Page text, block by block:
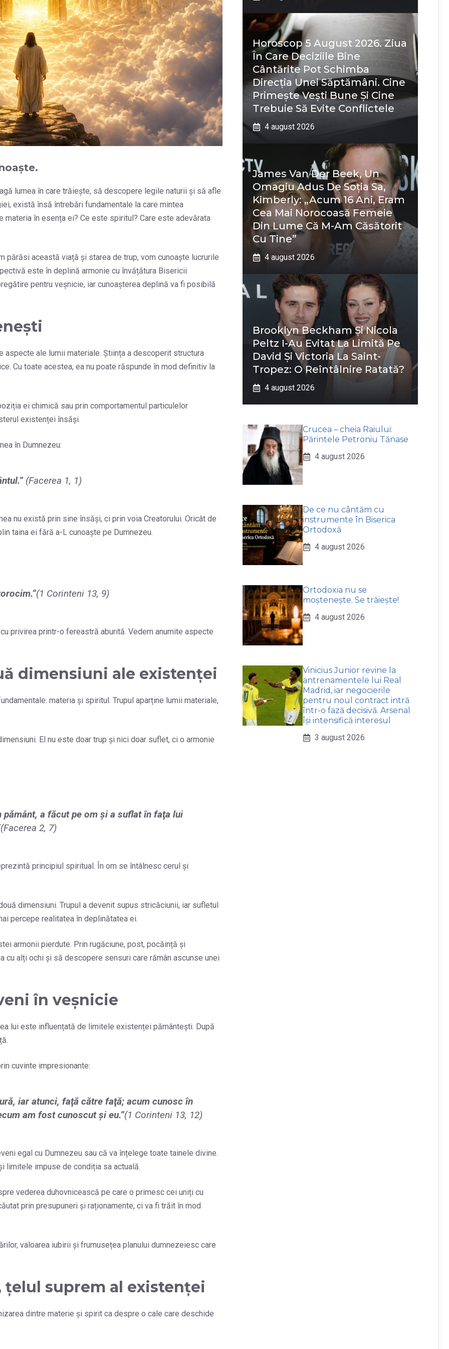
lumea în care trăiește, să descopere legile naturii și să afle
există însă întrebări fundamentale la care mintea
în esența ei? Ce este spiritul? Care este adevărata
părăsi această viață și starea de trup, vom cunoaște lucrurile
este în deplină armonie cu învățătura Bisericii
pentru veșnicie, iar cunoașterea deplină va fi posibilă
aspecte ale lumii materiale. Știința a descoperit structura
Cu toate acestea, ea nu poate răspunde în mod definitiv la
ei chimică sau prin comportamentul particulelor
existenței însăși.
în Dumnezeu:
(Facerea 1, 1)
nu există prin sine însăși, ci prin voia Creatorului. Oricât de
taina ei fără a-L cunoaște pe Dumnezeu.
”(1 Corinteni 13, 9)
privirea printr-o fereastră aburită. Vedem anumite aspecte
dimensiuni ale existenței
materia și spiritul. Trupul aparține lumii materiale,
El nu este doar trup și nici doar suflet, ci o armonie
pământ, a făcut pe om şi a suflat în faţa lui
(Facerea 2, 7)
principiul spiritual. În om se întâlnesc cerul și
dimensiuni. Trupul a devenit supus stricăciunii, iar sufletul
percepe realitatea în deplinătatea ei.
armonii pierdute. Prin rugăciune, post, pocăință și
cu alți ochi și să descopere sensuri care rămân ascunse unei
în veșnicie
lui este influențată de limitele existenței pământești. După
cuvinte impresionante:
iar atunci, faţă către faţă; acum cunosc în
am fost cunoscut şi eu.”(1 Corinteni 13, 12)
egal cu Dumnezeu sau că va înțelege toate tainele divine.
limitele impuse de condiția sa actuală.
vederea duhovnicească pe care o primesc cei uniți cu
prin presupuneri și raționamente, ci va fi trăit în mod
valoarea iubirii și frumusețea planului dumnezeiesc care
suprem al existenței
dintre materie și spirit ca despre o cale care deschide
Horoscop 5 August 2026. Ziua
În Care Deciziile Bine
Cântărite Pot Schimba
Direcția Unei Săptămâni. Cine
Primește Vești Bune Și Cine
Trebuie Să Evite Conflictele
4 august 2026
James Van Der Beek, Un
Omagiu Adus De Soția Sa,
Kimberly: „Acum 16 Ani, Eram
Cea Mai Norocoasă Femeie
Din Lume Că M-Am Căsătorit
Cu Tine”
4 august 2026
Brooklyn Beckham Și Nicola
Peltz I-Au Evitat La Limită Pe
David Și Victoria La Saint-
Tropez: O Reîntâlnire Ratată?
4 august 2026
Crucea – cheia Raiului:
Părintele Petroniu Tănase
4 august 2026
De ce nu cântăm cu
instrumente în Biserica
Ortodoxă
4 august 2026
Ortodoxia nu se
moștenește. Se trăiește!
4 august 2026
Vinicius Junior revine la
antrenamentele lui Real
Madrid, iar negocierile
pentru noul contract intră
într-o fază decisivă. Arsenal
își intensifică interesul
3 august 2026